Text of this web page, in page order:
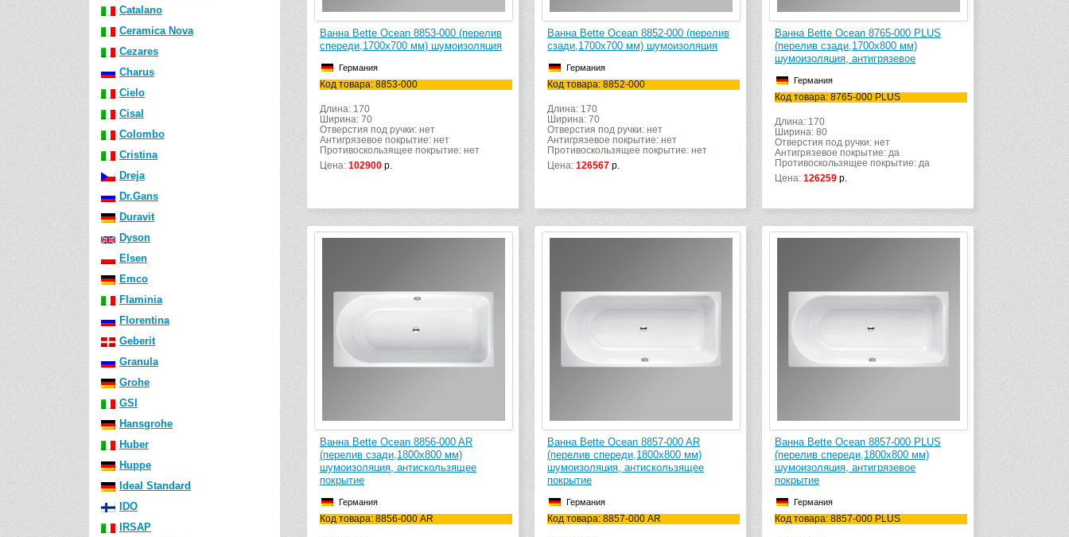
Catalano
Ceramica Nova
Cezares
Charus
Cielo
Cisal
Colombo
Cristina
Dreja
Dr.Gans
Duravit
Dyson
Elsen
Emco
Flaminia
Florentina
Geberit
Granula
Grohe
GSI
Hansgrohe
Huber
Huppe
Ideal Standard
IDO
IRSAP
Ванна Bette Ocean 8853-000 (перелив
спереди,1700х700 мм) шумоизоляция
Германия
Код товара: 8853-000
Длина: 170
Ширина: 70
Отверстия под ручки: нет
Антигрязевое покрытие: нет
Противоскользящее покрытие: нет
Цена: 102900 р.
Ванна Bette Ocean 8852-000 (перелив
сзади,1700х700 мм) шумоизоляция
Германия
Код товара: 8852-000
Длина: 170
Ширина: 70
Отверстия под ручки: нет
Антигрязевое покрытие: нет
Противоскользящее покрытие: нет
Цена: 126567 р.
Ванна Bette Ocean 8765-000 PLUS
(перелив сзади,1700х800 мм)
шумоизоляция, антигрязевое
Германия
Код товара: 8765-000 PLUS
Длина: 170
Ширина: 80
Отверстия под ручки: нет
Антигрязевое покрытие: да
Противоскользящее покрытие: да
Цена: 126259 р.
Ванна Bette Ocean 8856-000 AR
(перелив сзади,1800х800 мм)
шумоизоляция, антискользящее
покрытие
Германия
Код товара: 8856-000 AR
Ванна Bette Ocean 8857-000 AR
(перелив спереди,1800х800 мм)
шумоизоляция, антискользящее
покрытие
Германия
Код товара: 8857-000 AR
Ванна Bette Ocean 8857-000 PLUS
(перелив спереди,1800х800 мм)
шумоизоляция, антигрязевое
покрытие
Германия
Код товара: 8857-000 PLUS